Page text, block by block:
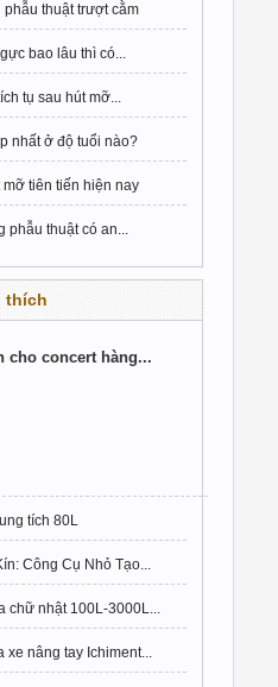
phẫu thuật trượt cằm
bao lâu thì có...
tụ sau hút mỡ...
nhất ở độ tuổi nào?
tiên tiến hiện nay
phẫu thuật có an...
thích
cho concert hàng...
tích 80L
Công Cụ Nhỏ Tạo...
chữ nhật 100L-3000L...
xe nâng tay Ichiment...